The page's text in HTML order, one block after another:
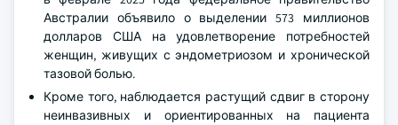
Австралии объявило о выделении 573 миллионов
долларов США на удовлетворение потребностей
женщин, живущих с эндометриозом и хронической
тазовой болью.
Кроме того, наблюдается растущий сдвиг в сторону
неинвазивных и ориентированных на пациента